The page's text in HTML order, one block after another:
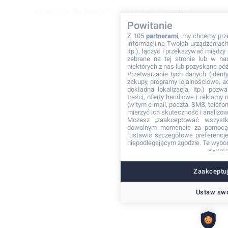
Powitanie
Z 105partnerami, my chcemy
informacji na Twoich
itp.), łączyć i przekazywać
zebrane na tej stronie lub w
niektórych z nas lub pozyskane
Przetwarzanie tych danych
zakupy, programy lojalnościowe,
dokładna lokalizacja, itp.)
treści, oferty handlowe i reklamy
(w tym e-mail, poczta, SMS,
mierzyć ich skuteczność i
Możesz „zaakceptować
dowolnym momencie za
"ustawić szczegółowe
niepodlegającym zgodzie. Te
powered
Ustaw